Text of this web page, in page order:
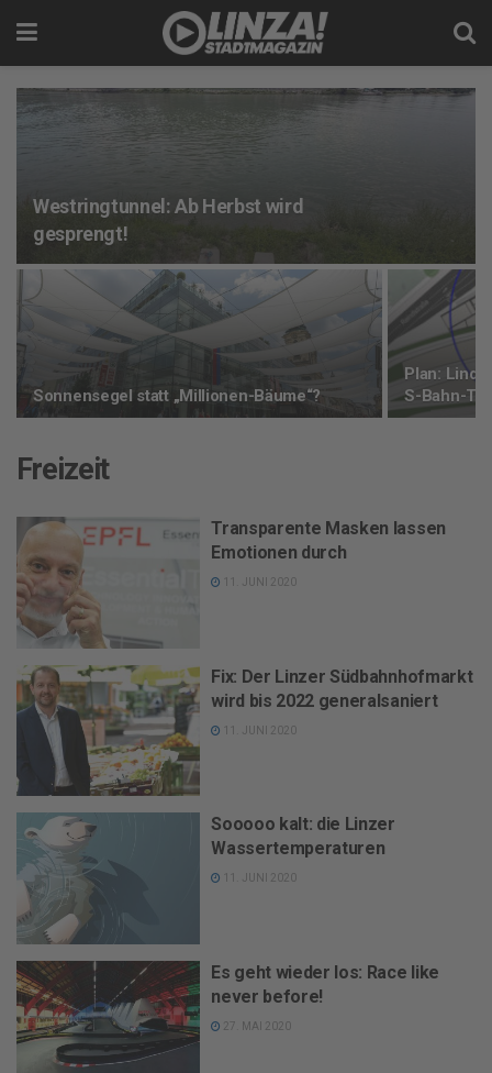
Westringtunnel: Ab Herbst wird
gesprengt!
Sonnensegel statt „Millionen-Bäume“?
Plan:
S-Bahn-
Freizeit
Transparente Masken lassen
Emotionen durch
11. JUNI 2020
Fix: Der Linzer Südbahnhofmarkt
wird bis 2022 generalsaniert
11. JUNI 2020
Sooooo kalt: die Linzer
Wassertemperaturen
11. JUNI 2020
Es geht wieder los: Race like
never before!
27. MAI 2020